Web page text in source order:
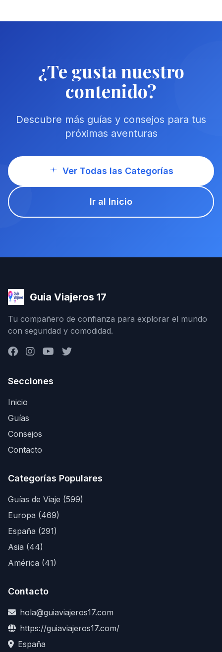
¿Te gusta nuestro
contenido?
Descubre más guías y consejos para tus
próximas aventuras
Ver Todas las Categorías
Ir al Inicio
Guia Viajeros 17
Tu compañero de confianza para explorar el mundo
con seguridad y comodidad.
Secciones
Inicio
Guías
Consejos
Contacto
Categorías Populares
Guías de Viaje (599)
Europa (469)
España (291)
Asia (44)
América (41)
Contacto
hola@guiaviajeros17.com
https://guiaviajeros17.com/
España